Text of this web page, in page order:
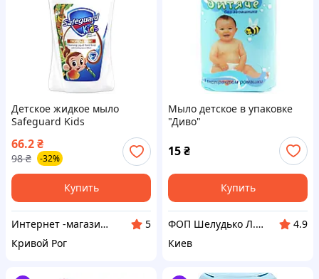
Детское жидкое мыло
Safeguard Kids
антибактериальное, 225 мл
66.2₴
98 ₴ -32%
Купить
Интернет -магазин " Папуля"
5
Кривой Рог
Мыло детское в упаковке
"Диво"
15₴
Купить
ФОП Шелудько Л.П. ТМ 3СМАРКЕТ
4.9
Киев